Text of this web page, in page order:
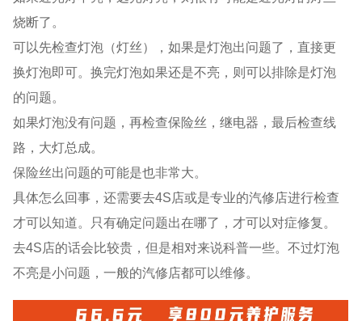
烧断了。
可以先检查灯泡（灯丝），如果是灯泡出问题了，直接更
换灯泡即可。换完灯泡如果还是不亮，则可以排除是灯泡
的问题。
如果灯泡没有问题，再检查保险丝，继电器，最后检查线
路，大灯总成。
保险丝出问题的可能是也非常大。
具体怎么回事，还需要去4S店或是专业的汽修店进行检查
才可以知道。只有确定问题出在哪了，才可以对症修复。
去4S店的话会比较贵，但是相对来说科普一些。不过灯泡
不亮是小问题，一般的汽修店都可以维修。